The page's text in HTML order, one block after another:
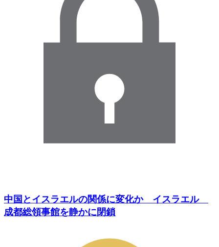
中国とイスラエルの関係に変化か イスラエル
成都総領事館を静かに閉鎖